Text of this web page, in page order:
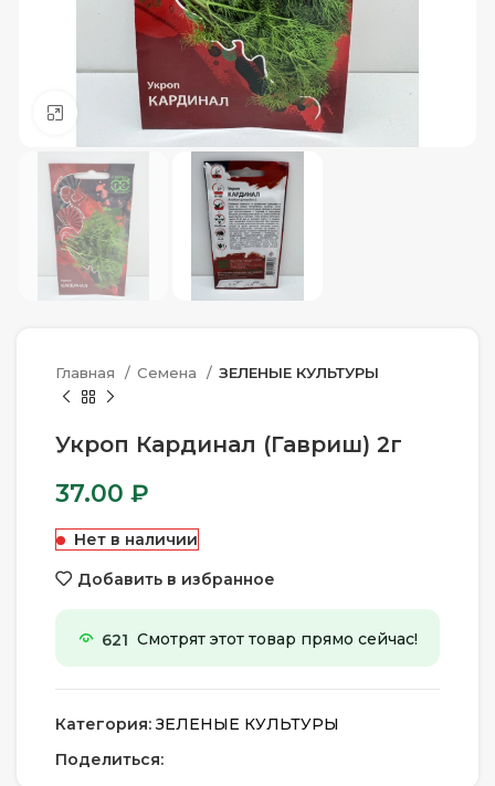
Нажмите, чтобы увеличить
Главная Семена ЗЕЛЕНЫЕ КУЛЬТУРЫ
Укроп Кардинал (Гавриш) 2г
37.00 ₽
Нет в наличии
Добавить в избранное
621 Смотрят этот товар прямо сейчас!
Категория: ЗЕЛЕНЫЕ КУЛЬТУРЫ
Поделиться: